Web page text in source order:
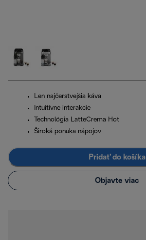
Len najčerstvejšia káva
Intuitívne interakcie
Technológia LatteCrema Hot
Široká ponuka nápojov
Pridať do košíka
Objavte viac